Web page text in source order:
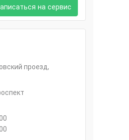
на сервис
проезд,